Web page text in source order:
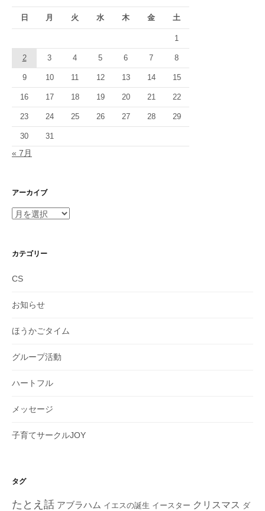
日 月 火 水 木 金 土
1
2 3 4 5 6 7 8
9 10 11 12 13 14 15
16 17 18 19 20 21 22
23 24 25 26 27 28 29
30 31
« 7月
アーカイブ
ア
イ
カテゴリー
CS
お知らせ
ほうかごタイム
グループ活動
ハートフル
メッセージ
子育てサークルJOY
タグ
たとえ話 アブラハム イエスの誕生 イースター クリスマス ダ